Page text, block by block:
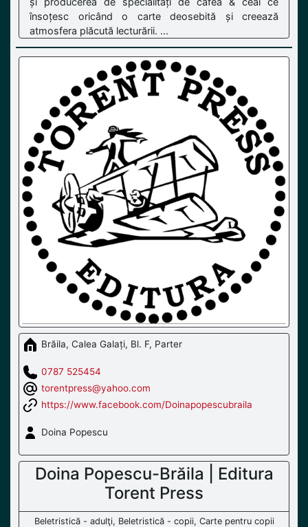
însoțesc oricând o carte deosebită și creează
atmosfera plăcută lecturării. ...
Brăila, Calea Galați, Bl. F, Parter
0787 525454
torentpress@yahoo.com
https://www.facebook.com/Doinapopescubraila
Doina Popescu
Doina Popescu-Brăila | Editura
Torent Press
Beletristică - adulţi, Beletristică - copii, Carte pentru copii